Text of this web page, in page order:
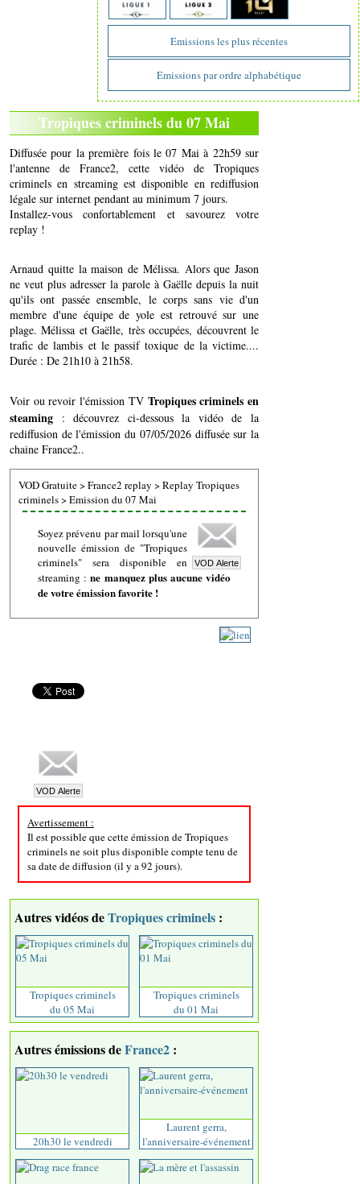
Emissions les plus récentes
Emissions par ordre alphabétique
Tropiques criminels du 07 Mai
Diffusée pour la première fois le 07 Mai à 22h59 sur
l'antenne de France2, cette vidéo de Tropiques
criminels en streaming est disponible en rediffusion
légale sur internet pendant au minimum 7 jours.
Installez-vous confortablement et savourez votre
replay !
Arnaud quitte la maison de Mélissa. Alors que Jason
ne veut plus adresser la parole à Gaëlle depuis la nuit
qu'ils ont passée ensemble, le corps sans vie d'un
membre d'une équipe de yole est retrouvé sur une
plage. Mélissa et Gaëlle, très occupées, découvrent le
trafic de lambis et le passif toxique de la victime....
Durée : De 21h10 à 21h58.
Voir ou revoir l'émission TV Tropiques criminels en
steaming : découvrez ci-dessous la vidéo de la
rediffusion de l'émission du 07/05/2026 diffusée sur la
chaine France2..
VOD Gratuite>France2 replay >Replay Tropiques
criminels>Emission du 07 Mai
Soyez prévenu par mail lorsqu'une
nouvelle émission de "Tropiques
criminels" sera disponible en
streaming :ne manquez plus aucune vidéo
de votre émission favorite !
Avertissement :
Il est possible que cette émission de Tropiques
criminels ne soit plus disponible compte tenu de
sa date de diffusion (il y a 92 jours).
Autres vidéos deTropiques criminels :
Tropiques criminels
du 05 Mai
Tropiques criminels
du 01 Mai
Autres émissions deFrance2 :
20h30 le vendredi
Laurent gerra,
l'anniversaire-événement